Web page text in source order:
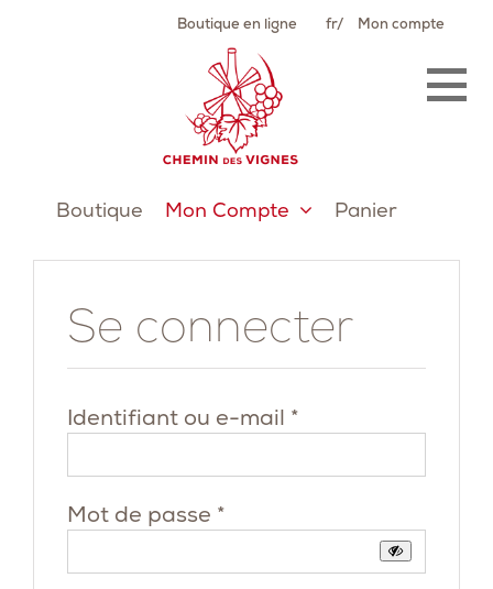
Boutique en ligne fr Mon compte
Boutique Mon Compte Panier
Se connecter
Identifiant ou e-mail *
Mot de passe *